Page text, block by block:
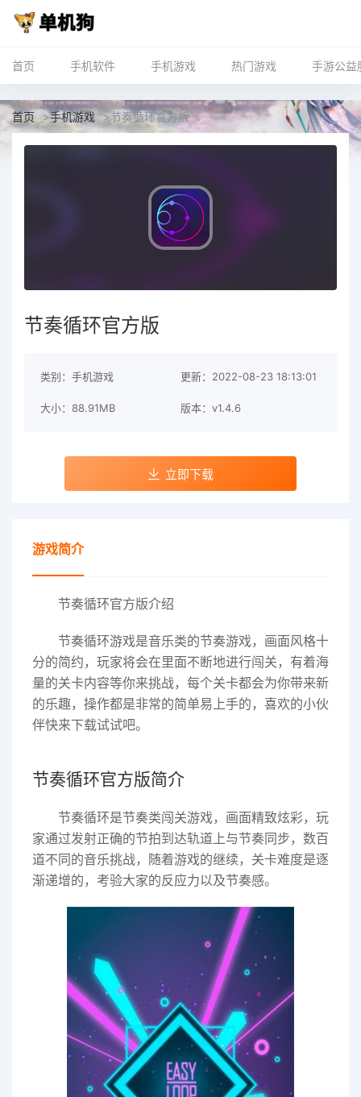
首页 手机软件 手机游戏 热门游戏 手游公益
首页 >手机游戏 >节奏循环官方版
节奏循环官方版
类别：手机游戏 更新：2022-08-23 18:13:01
大小：88.91MB 版本：v1.4.6
立即下载
游戏简介
节奏循环官方版介绍
节奏循环游戏是音乐类的节奏游戏，画面风格十
分的简约，玩家将会在里面不断地进行闯关，有着海
量的关卡内容等你来挑战，每个关卡都会为你带来新
的乐趣，操作都是非常的简单易上手的，喜欢的小伙
伴快来下载试试吧。
节奏循环官方版简介
节奏循环是节奏类闯关游戏，画面精致炫彩，玩
家通过发射正确的节拍到达轨道上与节奏同步，数百
道不同的音乐挑战，随着游戏的继续，关卡难度是逐
渐递增的，考验大家的反应力以及节奏感。